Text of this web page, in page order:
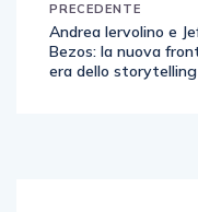
PRECEDENTE
Andrea Iervolino e
Bezos: la nuova
era dello storytelling